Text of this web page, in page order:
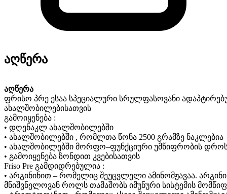
აღწერა
აღწერა
ფრისო პრე ესაა სპეციალური სრულფასოვანი
ახალშობილებისათვის
გამოიყენება :
• დღენაკლ ახალშობილებში
• ახალშობილებში , რომლთა წონა 2500 გრამზე ნაკლებია
• ახალშობილებში მორფო–ფუნქციური უმწიფრობის
• გამოიყენება ზონდით კვებისათვის
Friso Pre გამდიდრებულია :
• არგინინით – რომელიც შეუცვლელი ამინომჟავაა.
მნიშვნელოვან როლს თამაშობს იმუნური სისტემის